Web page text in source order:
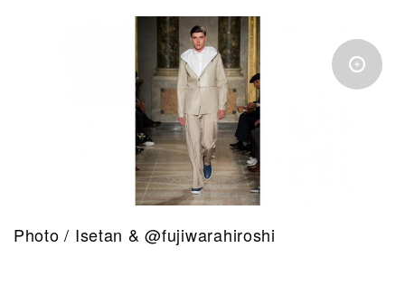
Photo / Isetan & @fujiwarahiroshi